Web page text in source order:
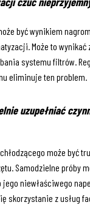
być wynikiem
Może to wynikać
systemu filtrów.
eliminuje ten problem.
uzupełniać
może być
Samodzielne próby
jego niewłaściwego
skorzystanie z usług